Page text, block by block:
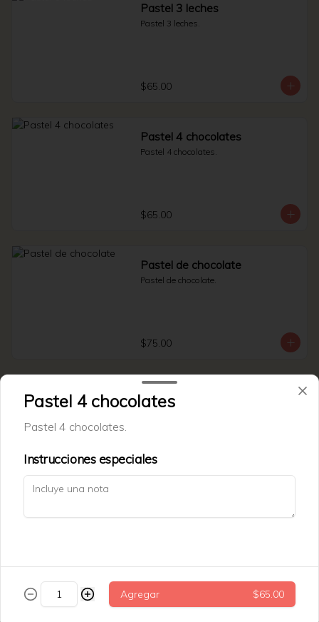
Pastel 3 leches
Pastel 3 leches.
$65.00
Pastel 4 chocolates
Pastel 4 chocolates.
$65.00
Pastel de chocolate
Pastel de chocolate.
$75.00
Tarta datil
Tarata de datil + nuez.
Trenza cinammon roll
$79.00
Pastel 4 chocolates
Pastel 4 chocolates.
Instrucciones especiales
Agregar $65.00